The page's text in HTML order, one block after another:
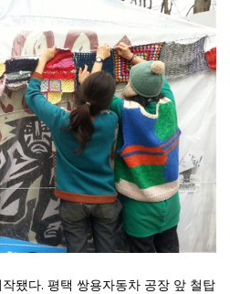
됐다. 평택 쌍용자동차 공장 앞 철탑